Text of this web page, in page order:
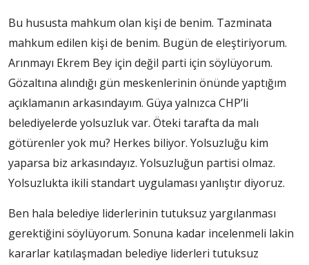
Bu hususta mahkum olan kişi de benim. Tazminata
mahkum edilen kişi de benim. Bugün de eleştiriyorum.
Arınmayı Ekrem Bey için değil parti için söylüyorum.
Gözaltına alındığı gün meskenlerinin önünde yaptığım
açıklamanın arkasındayım. Güya yalnızca CHP’li
belediyelerde yolsuzluk var. Öteki tarafta da malı
götürenler yok mu? Herkes biliyor. Yolsuzluğu kim
yaparsa biz arkasındayız. Yolsuzluğun partisi olmaz.
Yolsuzlukta ikili standart uygulaması yanlıştır diyoruz.
Ben hala belediye liderlerinin tutuksuz yargılanması
gerektiğini söylüyorum. Sonuna kadar incelenmeli lakin
kararlar katılaşmadan belediye liderleri tutuksuz